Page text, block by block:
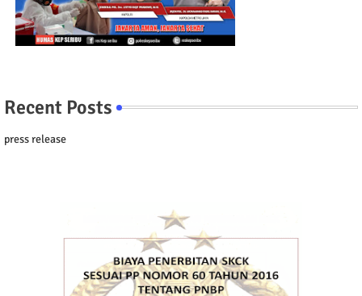
Recent Posts
press release